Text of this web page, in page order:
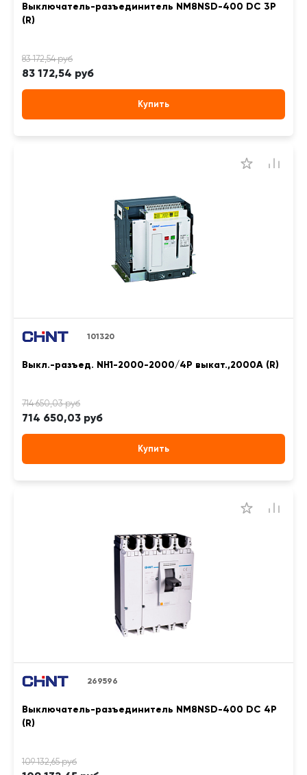
Выключатель-разъединитель NM8NSD-400 DC 3P
(R)
83 172,54 руб
Купить
101320
Выкл.-разъед. NH1-2000-2000/4P выкат.,2000А (R)
714 650,03 руб
Купить
269596
Выключатель-разъединитель NM8NSD-400 DC 4P
(R)